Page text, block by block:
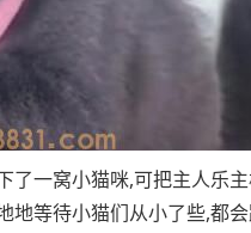
了一窝小猫咪,可把主人乐
地等待小猫们从小了些,都会